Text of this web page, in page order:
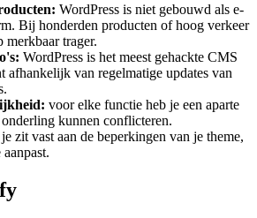
WordPress is niet gebouwd als e-
Bij honderden producten of hoog verkeer
trager.
WordPress is het meest gehackte CMS
afhankelijk van regelmatige updates van
voor elke functie heb je een aparte
kunnen conflicteren.
je zit vast aan de beperkingen van je theme,